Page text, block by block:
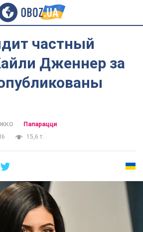
частный
Дженнер за
Папарацци
15,6 т.